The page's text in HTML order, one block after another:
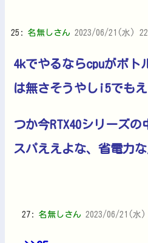
25: 名無しさん 2023/06/21(水)
4kでやるならcpuがボト
は無さそうやしi5でも
つか今RTX40シリーズ
スパええよな、省電力
27: 名無しさん 2023/06/21(水